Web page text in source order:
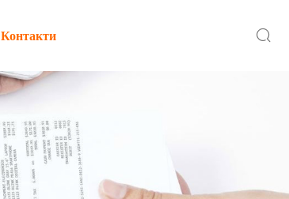
Контакти